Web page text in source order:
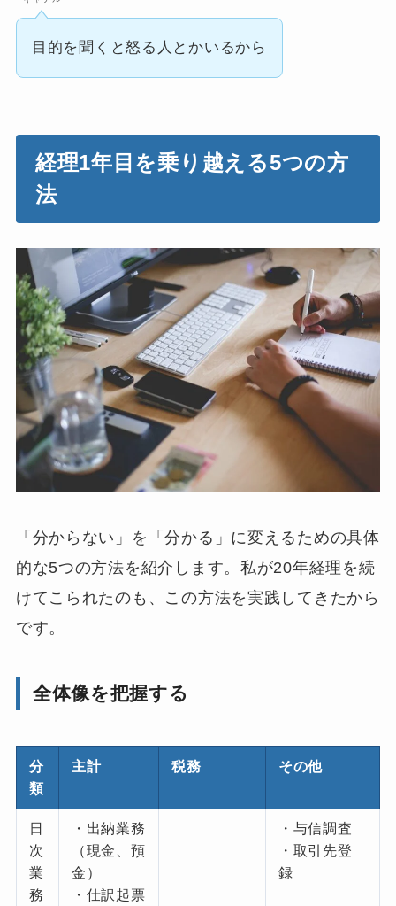
目的を聞くと怒る人とかいるから
経理1年目を乗り越える5つの方
法
「分からない」を「分かる」に変えるための具体
的な5つの方法を紹介します。私が20年経理を続
けてこられたのも、この方法を実践してきたから
です。
全体像を把握する
分
類
主計 税務 その他
日
次
業
務
・出納業務
（現金、預
金）
・仕訳起票
・与信調査
・取引先登
録